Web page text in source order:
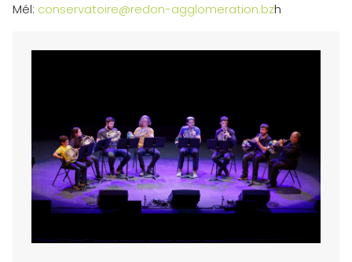
Mél: conservatoire@redon-agglomeration.bzh